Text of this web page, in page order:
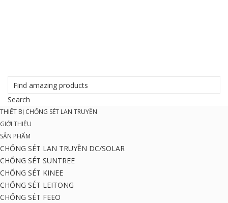
THIẾT BỊ CHỐNG SÉT LAN TRUYỀN
GIỚI THIỆU
SẢN PHẨM
CHỐNG SÉT LAN TRUYỀN DC/SOLAR
CHỐNG SÉT SUNTREE
CHỐNG SÉT KINEE
CHỐNG SÉT LEITONG
CHỐNG SÉT FEEO